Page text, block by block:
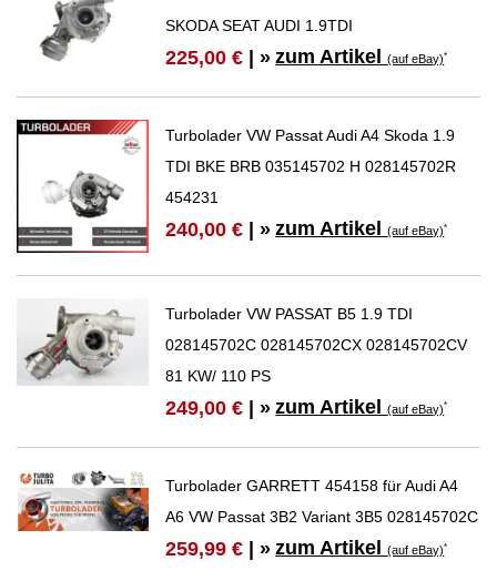
SKODA SEAT AUDI 1.9TDI
225,00 € | » zum Artikel(auf eBay)*
Turbolader VW Passat Audi A4 Skoda 1.9
TDI BKE BRB 035145702 H 028145702R
454231
240,00 € | » zum Artikel(auf eBay)*
Turbolader VW PASSAT B5 1.9 TDI
028145702C 028145702CX 028145702CV
81 KW/ 110 PS
249,00 € | » zum Artikel(auf eBay)*
Turbolader GARRETT 454158 für Audi A4
A6 VW Passat 3B2 Variant 3B5 028145702C
259,99 € | » zum Artikel(auf eBay)*